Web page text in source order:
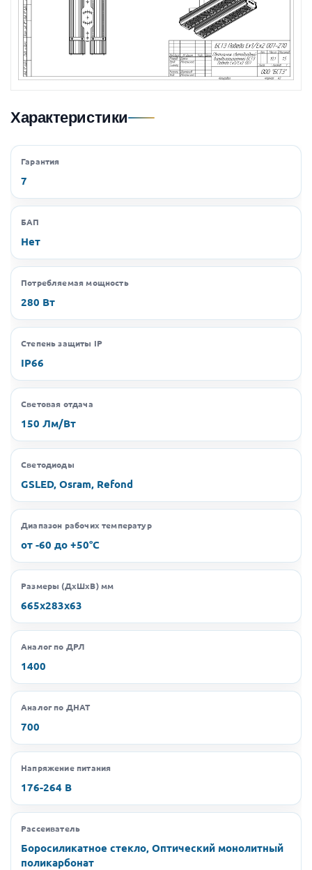
Характеристики
Гарантия
7
БАП
Нет
Потребляемая мощность
280 Вт
Степень защиты IP
IP66
Световая отдача
150 Лм/Вт
Светодиоды
GSLED, Osram, Refond
Диапазон рабочих температур
от -60 до +50°C
Размеры (ДхШхВ) мм
665х283х63
Аналог по ДРЛ
1400
Аналог по ДНАТ
700
Напряжение питания
176-264 В
Рассеиватель
Боросиликатное стекло, Оптический монолитный
поликарбонат